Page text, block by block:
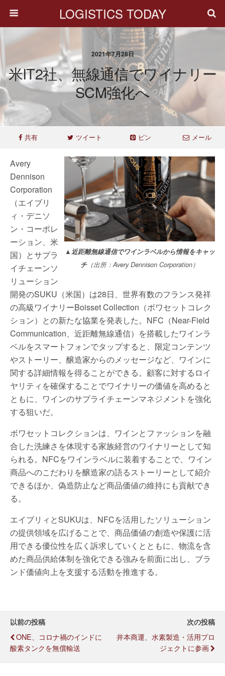
LOGISTICS TODAY
2021年7月28日
米IT2社、無線通信でワイナリー
SCM強化へ
共有 ツイート ピン メール
▲近距離無線通信でワインラベルから情報をキャッ
チ（出所：Avery Dennison Corporation）
Avery
Dennison
Corporation
（エイブリ
ィ・デニソ
ン・コーポレ
ーション、米
国）とサプラ
イチェーンソ
リューション
開発のSUKU（米国）は28日、世界有数のフランス発祥
の高級ワイナリーBoisset Collection（ボワセットコレク
ション）との新たな協業を発表した。NFC（Near-Field
Communication、近距離無線通信）を搭載したワインラ
ベルをスマートフォンでタップすると、限定コンテンツ
やストーリー、醸造家からのメッセージなど、ワインに
関する詳細情報を得ることができる。顧客に対するロイ
ヤリティを確保することでワイナリーの価値を高めると
ともに、ワインのサプライチェーンマネジメントを強化
する狙いだ。
ボワセットコレクションは、ワインとファッションを融
合した洗練さを体現する家族経営のワイナリーとして知
られる。NFCをワインラベルに装着することで、ワイン
商品へのこだわりを醸造家の語るストーリーとして紹介
できるほか、偽造防止など商品価値の維持にも貢献でき
る。
エイブリィとSUKUは、NFCを活用したソリューション
の提供領域を広げることで、商品価値の創造や保護に活
用できる優位性を広く訴求していくとともに、物流を含
めた商品供給体制を強化できる強みを前面に出し、ブラ
ンド価値向上を支援する活動を推進する。
以前の投稿
ONE、コロナ禍のインドに
酸素タンクを無償輸送
次の投稿
井本商運、水素製造・活用プロ
ジェクトに参画